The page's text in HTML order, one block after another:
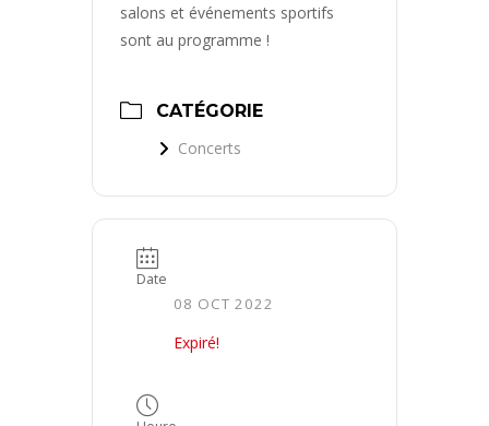
salons et événements sportifs
sont au programme !
CATÉGORIE
Concerts
Date
08 OCT 2022
Expiré!